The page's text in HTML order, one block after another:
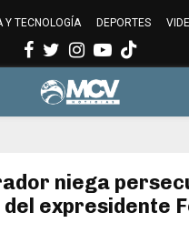
Y TECNOLOGÍA DEPORTES
Facebook
Twitter
Instagram
Youtube
niega
expresidente